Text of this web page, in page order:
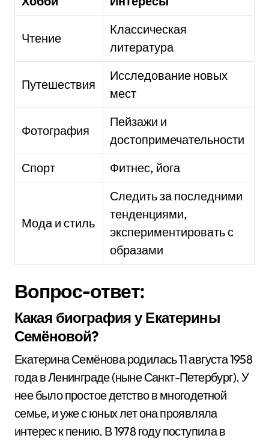
Чтение
Классическая
литература
Путешествия
Исследование новых
мест
Фотография
Пейзажи и
достопримечательности
Спорт
Фитнес, йога
Мода и стиль
Следить за последними
тенденциями,
экспериментировать с
образами
Вопрос-ответ:
Какая биография у Екатерины
Семёновой?
Екатерина Семёнова родилась 11 августа 1958
года в Ленинграде (ныне Санкт-Петербург). У
нее было простое детство в многодетной
семье, и уже с юных лет она проявляла
интерес к пению. В 1978 году поступила в